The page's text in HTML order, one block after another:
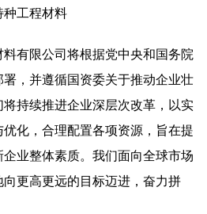
种工程材料
有限公司将根据党中央和国务院
，并遵循国资委关于推动企业壮
持续推进企业深层次改革，以实
化，合理配置各项资源，旨在提
业整体素质。我们面向全球市场
更高更远的目标迈进，奋力拼